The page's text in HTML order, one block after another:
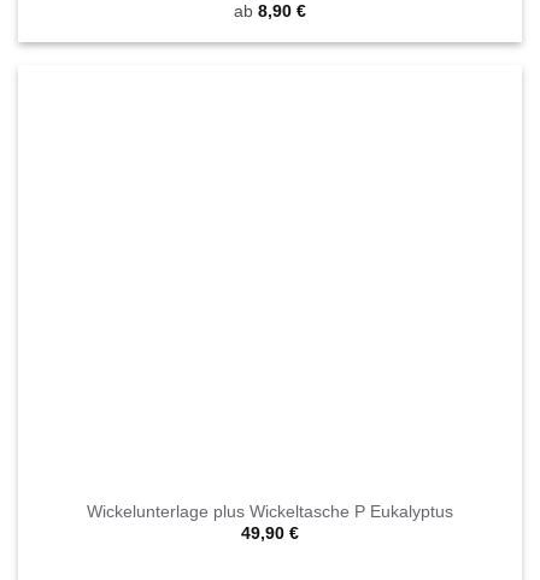
ab 8,90 €
Wickelunterlage plus Wickeltasche P Eukalyptus
49,90 €